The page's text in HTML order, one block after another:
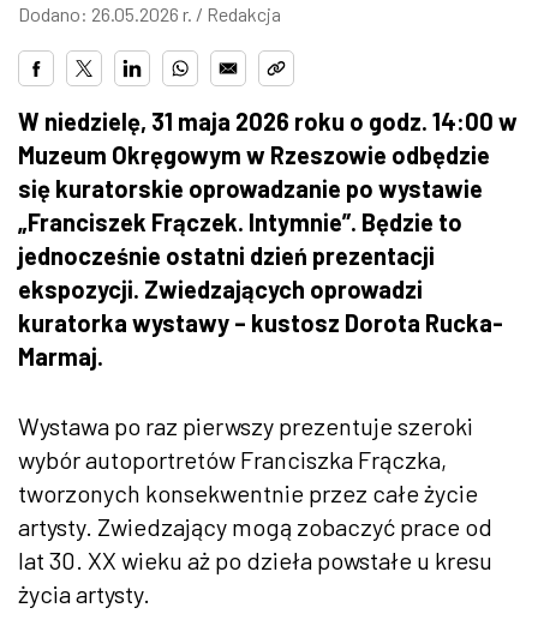
Dodano: 26.05.2026 r. / Redakcja
W niedzielę, 31 maja 2026 roku o godz. 14:00 w
Muzeum Okręgowym w Rzeszowie odbędzie
się kuratorskie oprowadzanie po wystawie
„Franciszek Frączek. Intymnie”. Będzie to
jednocześnie ostatni dzień prezentacji
ekspozycji. Zwiedzających oprowadzi
kuratorka wystawy – kustosz Dorota Rucka-
Marmaj.
Wystawa po raz pierwszy prezentuje szeroki
wybór autoportretów Franciszka Frączka,
tworzonych konsekwentnie przez całe życie
artysty. Zwiedzający mogą zobaczyć prace od
lat 30. XX wieku aż po dzieła powstałe u kresu
życia artysty.